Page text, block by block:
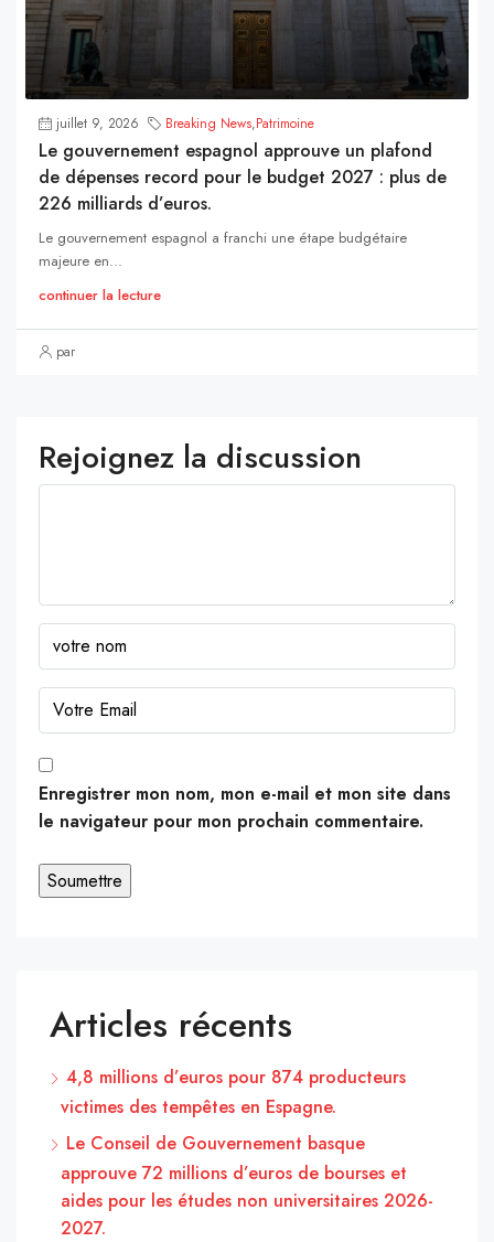
juillet 9, 2026 Breaking News,Patrimoine
Le gouvernement espagnol approuve un plafond
de dépenses record pour le budget 2027 : plus de
226 milliards d’euros.
Le gouvernement espagnol a franchi une étape budgétaire
majeure en...
continuer la lecture
par
Rejoignez la discussion
Enregistrer mon nom, mon e-mail et mon site dans
le navigateur pour mon prochain commentaire.
Articles récents
4,8 millions d’euros pour 874 producteurs
victimes des tempêtes en Espagne.
Le Conseil de Gouvernement basque
approuve 72 millions d’euros de bourses et
aides pour les études non universitaires 2026-
2027.